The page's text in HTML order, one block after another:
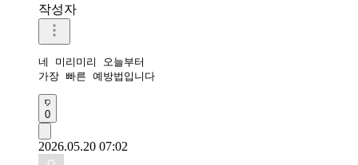
작성자
네 미리미리 오늘부터
가장 빠른 예방법입니다
0
2026.05.20 07:02